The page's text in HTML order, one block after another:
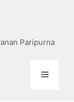
Paripurna
Menu